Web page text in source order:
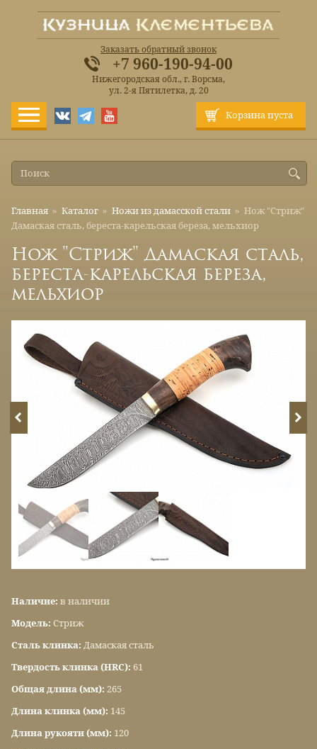
Корзина пуста
Заказать обратный звонок
+7 960-190-94-00
Нижегородская обл., г. Ворсма,
ул. 2-я Пятилетка, д. 20
Главная » Каталог » Ножи из дамасской стали » Нож "Стриж"
Дамаская сталь, береста-карельская береза, мельхиор
Нож "Стриж" Дамаская сталь,
береста-карельская береза,
мельхиор
Наличие: в наличии
Модель: Стриж
Сталь клинка: Дамаская сталь
Твердость клинка (HRC): 61
Общая длина (мм): 265
Длина клинка (мм): 145
Длина рукояти (мм): 120